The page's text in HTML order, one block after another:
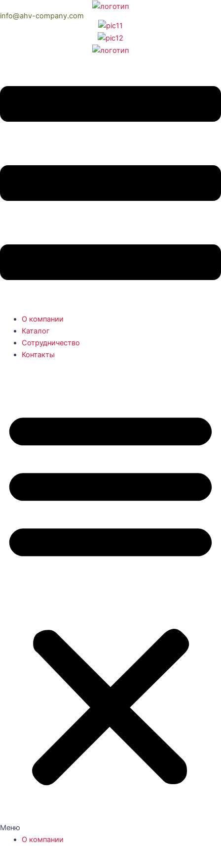
кinfo@ahv-company.com
О компании
Каталог
Сотрудничество
Контакты
Меню
О компании